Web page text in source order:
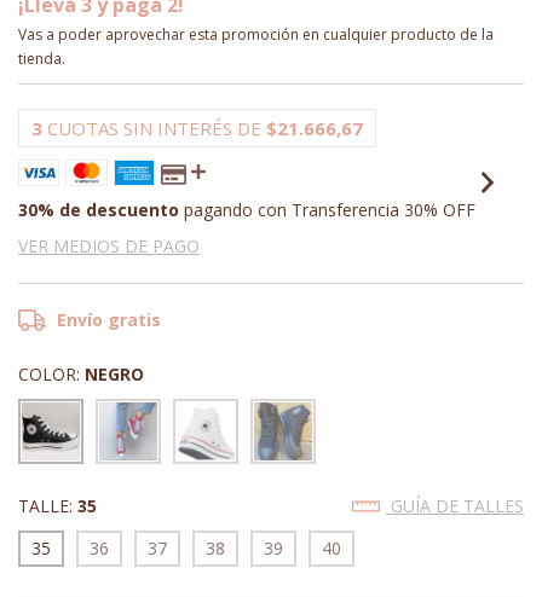
Vas a poder aprovechar esta promoción en cualquier producto de la
tienda.
3 CUOTAS SIN INTERÉS DE $21.666,67
30% de descuento pagando con Transferencia 30% OFF
VER MEDIOS DE PAGO
Envío gratis
COLOR: NEGRO
TALLE: 35
GUÍA DE TALLES
35
36 37 38 39 40